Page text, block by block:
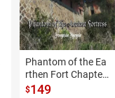
Phantom of the Ea
rthen Fort Chapter
4【有聲書】
$149